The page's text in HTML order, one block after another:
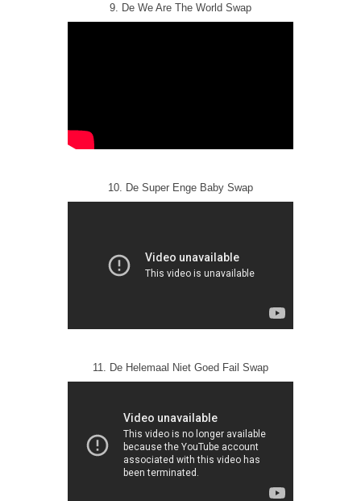
9. De We Are The World Swap
10. De Super Enge Baby Swap
11. De Helemaal Niet Goed Fail Swap